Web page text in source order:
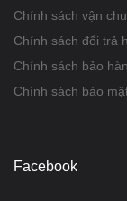
Chính sách vận
Chính sách đổi trả
Chính sách bảo
Chính sách bảo
Facebook